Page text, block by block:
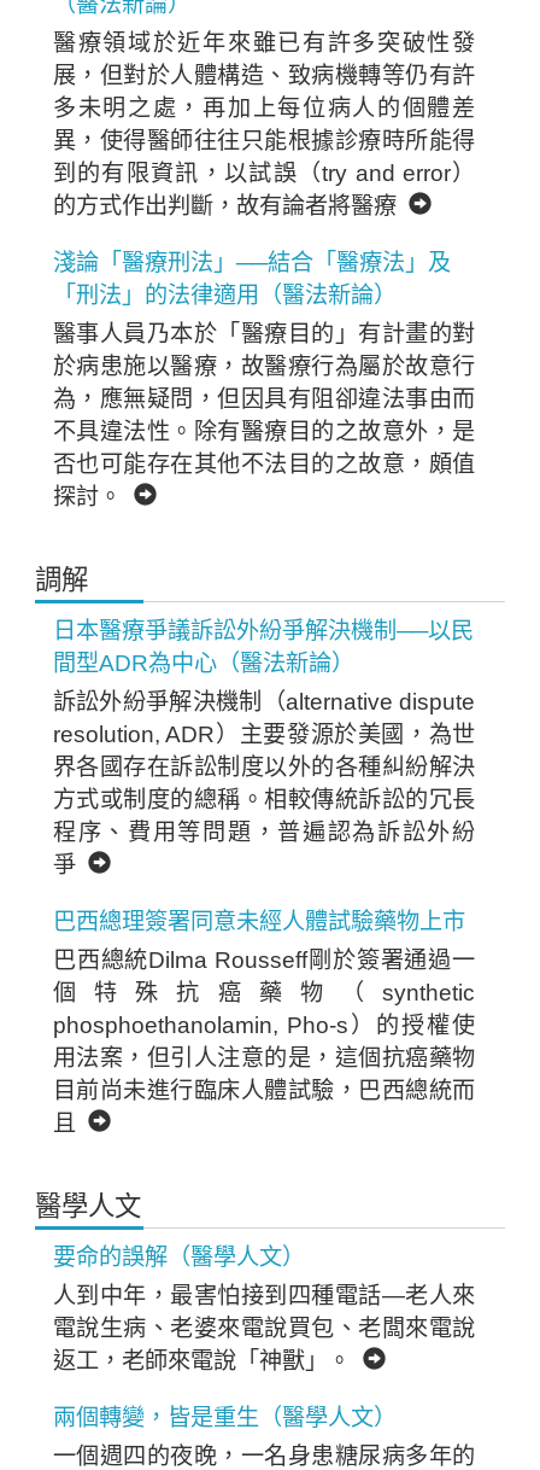
醫療領域於近年來雖已有許多突破性發
展，但對於人體構造、致病機轉等仍有許
多未明之處，再加上每位病人的個體差
異，使得醫師往往只能根據診療時所能得
到的有限資訊，以試誤（try and error）
的方式作出判斷，故有論者將醫療
淺論「醫療刑法」──結合「醫療法」及
「刑法」的法律適用（醫法新論）
醫事人員乃本於「醫療目的」有計畫的對
於病患施以醫療，故醫療行為屬於故意行
為，應無疑問，但因具有阻卻違法事由而
不具違法性。除有醫療目的之故意外，是
否也可能存在其他不法目的之故意，頗值
探討。
調解
日本醫療爭議訴訟外紛爭解決機制──以民
間型ADR為中心（醫法新論）
訴訟外紛爭解決機制（alternative dispute
resolution, ADR）主要發源於美國，為世
界各國存在訴訟制度以外的各種糾紛解決
方式或制度的總稱。相較傳統訴訟的冗長
程序、費用等問題，普遍認為訴訟外紛
爭
巴西總理簽署同意未經人體試驗藥物上市
巴西總統Dilma Rousseff剛於簽署通過一
個特殊抗癌藥物（synthetic
phosphoethanolamin, Pho-s）的授權使
用法案，但引人注意的是，這個抗癌藥物
目前尚未進行臨床人體試驗，巴西總統而
且
醫學人文
要命的誤解（醫學人文）
人到中年，最害怕接到四種電話—老人來
電說生病、老婆來電說買包、老闆來電說
返工，老師來電說「神獸」。
兩個轉變，皆是重生（醫學人文）
一個週四的夜晚，一名身患糖尿病多年的